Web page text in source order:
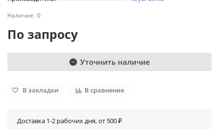
0
По запросу
Уточнить наличие
В закладки В сравнение
Доставка 1-2 рабочих дня, от 500 ₽